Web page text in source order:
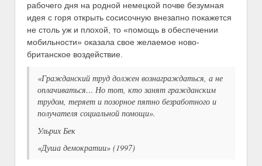
рабочего дня на родной немецкой почве безумная
идея с горя открыть сосисочную внезапно покажется
не столь уж и плохой, то «помощь в обеспечении
мобильности» оказала свое желаемое ново-
британское воздействие.
«Гражданский труд должен вознаграждаться, а не
оплачиваться… Но тот, кто занят гражданским
трудом, теряет и позорное пятно безработного и
получателя социальной помощи».
Ульрих Бек
«Душа демократии» (1997)